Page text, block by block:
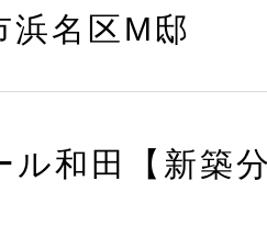
浜名区M邸
ル和田【新築